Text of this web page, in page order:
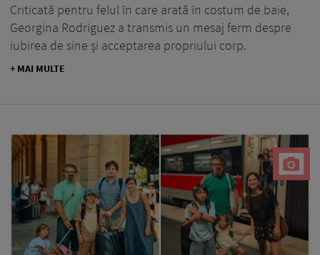
Criticată pentru felul în care arată în costum de baie,
Georgina Rodríguez a transmis un mesaj ferm despre
iubirea de sine și acceptarea propriului corp.
+ MAI MULTE